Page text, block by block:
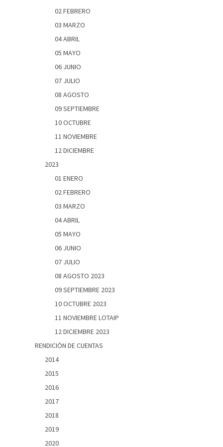
02 FEBRERO
03 MARZO
04 ABRIL
05 MAYO
06 JUNIO
07 JULIO
08 AGOSTO
09 SEPTIEMBRE
10 OCTUBRE
11 NOVIEMBRE
12 DICIEMBRE
2023
01 ENERO
02 FEBRERO
03 MARZO
04 ABRIL
05 MAYO
06 JUNIO
07 JULIO
08 AGOSTO 2023
09 SEPTIEMBRE 2023
10 OCTUBRE 2023
11 NOVIEMBRE LOTAIP
12 DICIEMBRE 2023
RENDICIÓN DE CUENTAS
2014
2015
2016
2017
2018
2019
2020